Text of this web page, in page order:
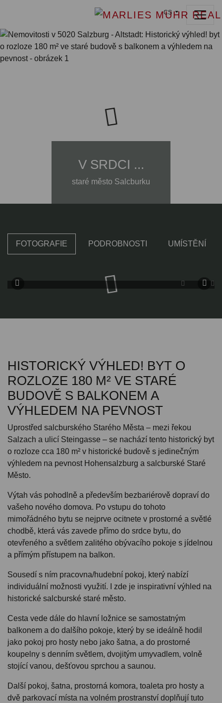
CS
V SRDCI ...
staré město Salcburku
FOTOGRAFIE PODROBNOSTI UMÍSTĚNÍ
HISTORICKÝ VÝHLED! BYT O
ROZLOZE 180 M² VE STARÉ
BUDOVĚ S BALKONEM A
VÝHLEDEM NA PEVNOST
Uprostřed salcburského Starého Města – mezi řekou
Salzach a ulicí Steingasse – se nachází tento historický byt
o rozloze cca 180 m² v historické budově s jedinečným
výhledem na pevnost Hohensalzburg a salcburské Staré
Město.
Výtah vás pohodlně a především bezbariérově dopraví do
vašeho nového domova. Po vstupu do tohoto
mimořádného bytu se nejprve ocitnete v prostorné a světlé
chodbě, která vás zavede přímo do srdce bytu, do
otevřeného a světlem zalitého obývacího pokoje s jídelnou
a přímým přístupem na balkon.
Sousedí s ním pracovna/hudební pokoj, který nabízí
individuální možnosti využití. I zde je inspirativní výhled na
historické salcburské staré město.
Cesta vede dále do hlavní ložnice se samostatným
balkonem a do dalšího pokoje, který by se ideálně hodil
jako pokoj pro hosty nebo jako šatna, a do prostorné
koupelny s denním světlem, dvojitým umyvadlem, volně
stojící vanou, dešťovou sprchou a saunou.
Další pokoj, šatna, prostorná komora, toaleta pro hosty a
dvě parkovací místa na volném prostranství doplňují tuto